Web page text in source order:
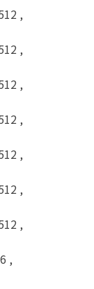
,
,
,
,
,
,
,
,